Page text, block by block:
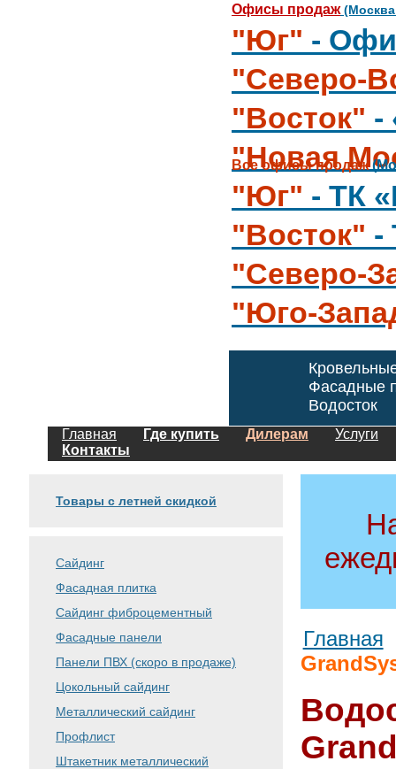
Офисы продаж(Москва
"Юг" -
"Северо-
"Восток" -
"Новая
"Юг" - ТК
"Восток" -
"Северо-
"Юго-
Все офисы продаж
Фасадные
Водосток
Главная Где купить Дилерам
Услуги
Контакты
Товары с летней скидкой
Сайдинг
Фасадная плитка
Сайдинг фиброцементный
Фасадные панели
Панели ПВХ (скоро в продаже)
Цокольный сайдинг
Металлический сайдинг
Профлист
Штакетник металлический
Главная